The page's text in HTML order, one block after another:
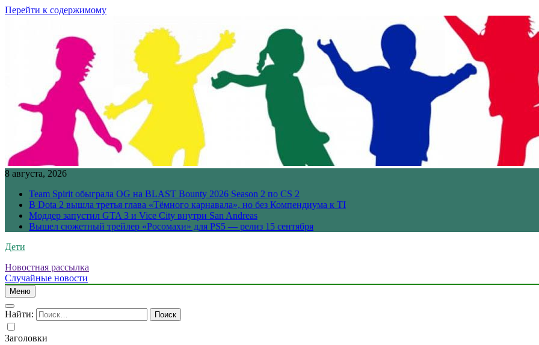
Перейти к содержимому
8 августа, 2026
Team Spirit обыграла OG на BLAST Bounty 2026 Season 2 по CS 2
В Dota 2 вышла третья глава «Тёмного карнавала», но без Компендиума к TI
Моддер запустил GTA 3 и Vice City внутри San Andreas
Вышел сюжетный трейлер «Росомахи» для PS5 — релиз 15 сентября
Дети
Новостная рассылка
Случайные новости
Меню
Найти:
Заголовки